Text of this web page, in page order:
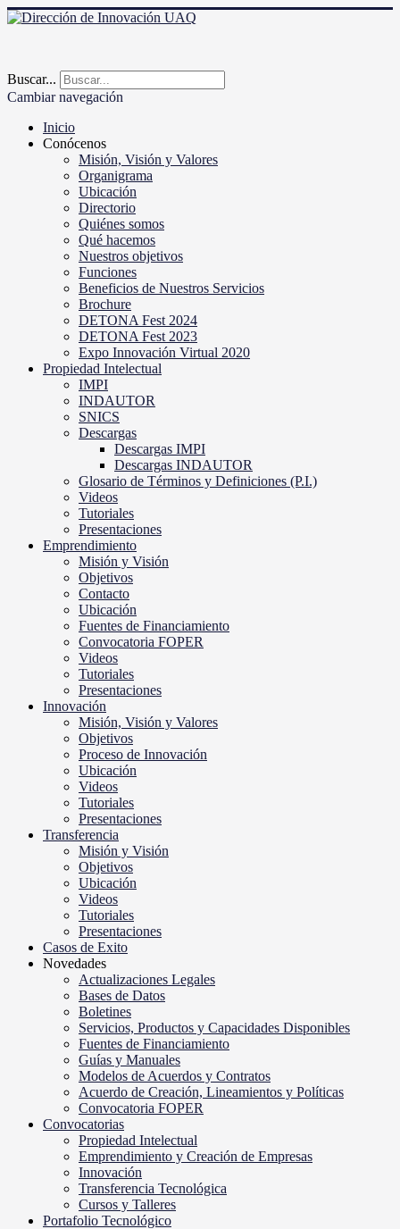
Buscar...
Cambiar navegación
Inicio
Conócenos
Misión, Visión y Valores
Organigrama
Ubicación
Directorio
Quiénes somos
Qué hacemos
Nuestros objetivos
Funciones
Beneficios de Nuestros Servicios
Brochure
DETONA Fest 2024
DETONA Fest 2023
Expo Innovación Virtual 2020
Propiedad Intelectual
IMPI
INDAUTOR
SNICS
Descargas
Descargas IMPI
Descargas INDAUTOR
Glosario de Términos y Definiciones (P.I.)
Videos
Tutoriales
Presentaciones
Emprendimiento
Misión y Visión
Objetivos
Contacto
Ubicación
Fuentes de Financiamiento
Convocatoria FOPER
Videos
Tutoriales
Presentaciones
Innovación
Misión, Visión y Valores
Objetivos
Proceso de Innovación
Ubicación
Videos
Tutoriales
Presentaciones
Transferencia
Misión y Visión
Objetivos
Ubicación
Videos
Tutoriales
Presentaciones
Casos de Exito
Novedades
Actualizaciones Legales
Bases de Datos
Boletines
Servicios, Productos y Capacidades Disponibles
Fuentes de Financiamiento
Guías y Manuales
Modelos de Acuerdos y Contratos
Acuerdo de Creación, Lineamientos y Políticas
Convocatoria FOPER
Convocatorias
Propiedad Intelectual
Emprendimiento y Creación de Empresas
Innovación
Transferencia Tecnológica
Cursos y Talleres
Portafolio Tecnológico